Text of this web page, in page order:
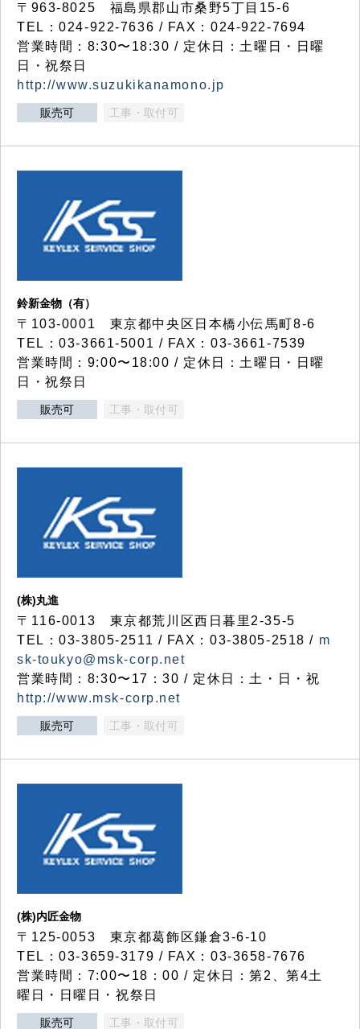
〒963-8025 福島県郡山市桑野5丁目15-6
TEL：024-922-7636 / FAX：024-922-7694
営業時間：8:30〜18:30 / 定休日：土曜日・日曜
日・祝祭日
http://www.suzukikanamono.jp
販売可 工事・取付可
鈴新金物（有）
〒103-0001 東京都中央区日本橋小伝馬町8-6
TEL：03-3661-5001 / FAX：03-3661-7539
営業時間：9:00〜18:00 / 定休日：土曜日・日曜
日・祝祭日
販売可 工事・取付可
(株)丸進
〒116-0013 東京都荒川区西日暮里2-35-5
TEL：03-3805-2511 / FAX：03-3805-2518 / m
sk-toukyo@msk-corp.net
営業時間：8:30〜17：30 / 定休日：土・日・祝
http://www.msk-corp.net
販売可 工事・取付可
(株)内匠金物
〒125-0053 東京都葛飾区鎌倉3-6-10
TEL：03-3659-3179 / FAX：03-3658-7676
営業時間：7:00〜18：00 / 定休日：第2、第4土
曜日・日曜日・祝祭日
販売可 工事・取付可